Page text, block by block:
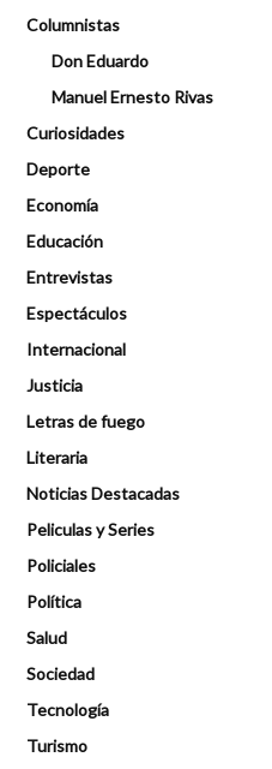
Columnistas
Don Eduardo
Manuel Ernesto Rivas
Curiosidades
Deporte
Economía
Educación
Entrevistas
Espectáculos
Internacional
Justicia
Letras de fuego
Literaria
Noticias Destacadas
Peliculas y Series
Policiales
Política
Salud
Sociedad
Tecnología
Turismo